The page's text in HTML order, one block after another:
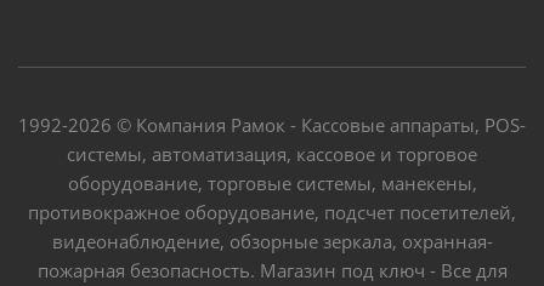
1992-2026 © Компания Рамок - Кассовые аппараты, POS-
системы, автоматизация, кассовое и торговое
оборудование, торговые системы, манекены,
противокражное оборудование, подсчет посетителей,
видеонаблюдение, обзорные зеркала, охранная-
пожарная безопасность. Магазин под ключ - Все для